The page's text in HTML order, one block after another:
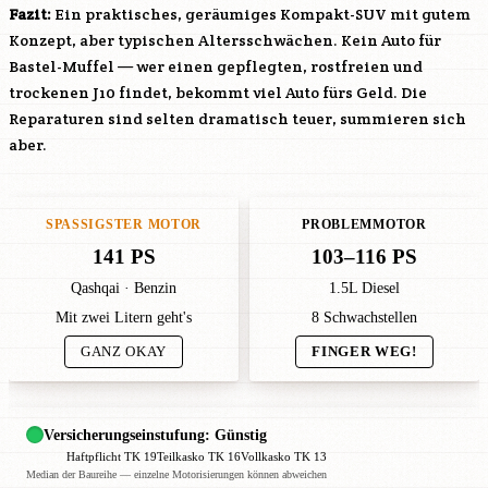
Fazit: Ein praktisches, geräumiges Kompakt-SUV mit gutem
Konzept, aber typischen Altersschwächen. Kein Auto für
Bastel-Muffel — wer einen gepflegten, rostfreien und
trockenen J10 findet, bekommt viel Auto fürs Geld. Die
Reparaturen sind selten dramatisch teuer, summieren sich
aber.
SPASSIGSTER MOTOR
141 PS
Qashqai · Benzin
Mit zwei Litern geht's
GANZ OKAY
PROBLEMMOTOR
103–116 PS
1.5L Diesel
8 Schwachstellen
FINGER WEG!
Versicherungseinstufung: Günstig
Haftpflicht TK 19Teilkasko TK 16Vollkasko TK 13
Median der Baureihe — einzelne Motorisierungen können abweichen